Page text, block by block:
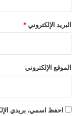
البريد الإلكتروني *
الموقع الإلكتروني
احفظ اسمي، بريدي